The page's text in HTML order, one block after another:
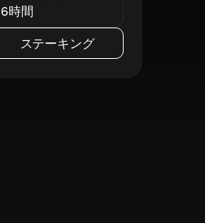
6時間
ステーキング